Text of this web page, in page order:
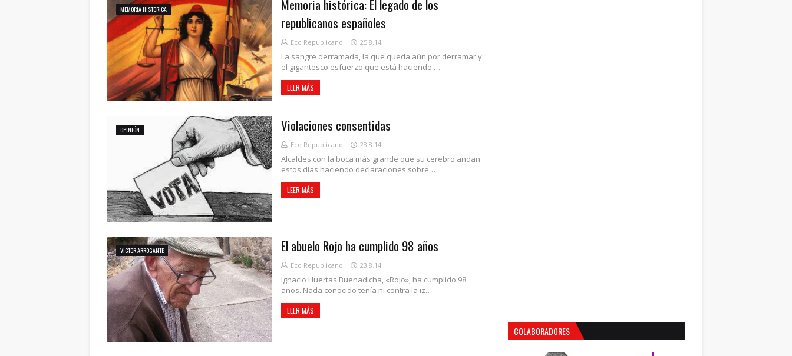
MEMORIA HISTORICA
Memoria histórica: El legado de los
republicanos españoles
Eco Republicano 25.8.14
La sangre derramada, la que queda aún por derramar y
el gigantesco esfuerzo que está haciendo …
LEER MÁS
OPINIÓN Violaciones consentidas
Eco Republicano 23.8.14
Alcaldes con la boca más grande que su cerebro andan
estos días haciendo declaraciones sobre…
LEER MÁS
VICTOR ARROGANTE El abuelo Rojo ha cumplido 98 años
Eco Republicano 23.8.14
Ignacio Huertas Buenadicha, «Rojo», ha cumplido 98
años. Nada conocido tenía ni contra la iz…
LEER MÁS
COLABORADORES